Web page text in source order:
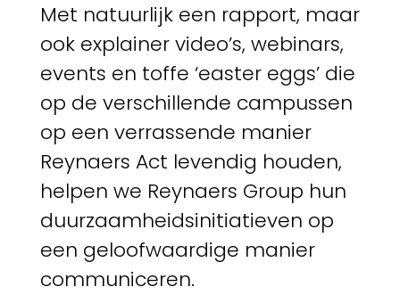
Met natuurlijk een rapport, maar
ook explainer video’s, webinars,
events en toffe ‘easter eggs’ die
op de verschillende campussen
op een verrassende manier
Reynaers Act levendig houden,
helpen we Reynaers Group hun
duurzaamheidsinitiatieven op
een geloofwaardige manier
communiceren.